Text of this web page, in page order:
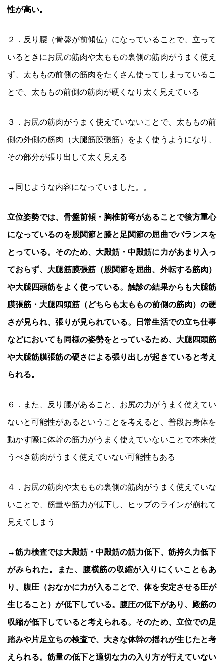
性が高い。
２．反り腰（骨盤が前傾位）になっていることで、立って
いるときにお尻の筋肉や太ももの裏側の筋肉がうまく使え
ず、太ももの前側の筋肉をたくさん使ってしまっているこ
とで、太ももの前側の筋肉が硬くなり太く見えている
３．お尻の筋肉がうまく使えていないことで、太ももの前
側の外側の筋肉（大腿筋膜張筋）をよく使うようになり、
その部分が張り出して太く見える
→同じような内容になっていました。。
立位姿勢では、骨盤前傾・胸椎前弯があることで後方重心
になっているのを股関節と膝と足関節の屈曲でバランスを
とっている。そのため、大殿筋・中殿筋に力があまり入っ
ておらず、大腿筋膜張筋（股関節を屈曲、外転する筋肉）
や大腿四頭筋をよく使っている。触診の結果からも大腿筋
膜張筋・大腿四頭筋（どちらも太ももの前側の筋肉）の硬
さが見られ、張りが見られている。日常生活での立ち仕事
などにおいても同様の姿勢をとっているため、大腿四頭筋
や大腿筋膜張筋の硬さによる張り出しが起きていると考え
られる。
６．また、反り腰があること、お尻の力がうまく使えてい
ないと可能性があるということを考えると、普段お身体を
動かす際に体幹の筋力がうまく使えていないことで本来使
うべき筋肉がうまく使えていない可能性もある
４．お尻の筋肉や太ももの裏側の筋肉がうまく使えていな
いことで、筋量や筋力が低下し、ヒップのラインが崩れて
見えてしまう
→筋力検査では大殿筋・中殿筋の筋力低下、筋持久力低下
がみられた。また、腹横筋の収縮が入りにくいこともあ
り、腹圧（おなかに力が入ることで、体を安定させる圧が
生じること）が低下している。腹圧の低下があり、殿筋の
収縮が低下していると考えられる。そのため、立位での足
踏みや片足立ちの検査で、大きな体幹の揺れが生じたと考
えられる。筋量の低下と適切な力の入り方が行えていない